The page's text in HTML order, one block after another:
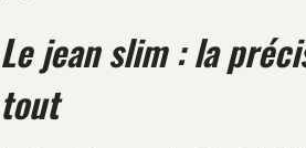
Le jean slim : la
tout